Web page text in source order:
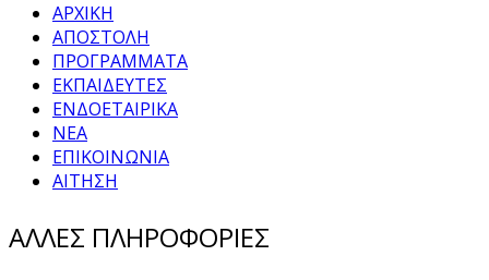
ΑΡΧΙΚΗ
ΑΠΟΣΤΟΛΗ
ΠΡΟΓΡΑΜΜΑΤΑ
ΕΚΠΑΙΔΕΥΤΕΣ
ΕΝΔΟΕΤΑΙΡΙΚΑ
ΝΕΑ
ΕΠΙΚΟΙΝΩΝΙΑ
ΑΙΤΗΣΗ
ΑΛΛΕΣ ΠΛΗΡΟΦΟΡΙΕΣ